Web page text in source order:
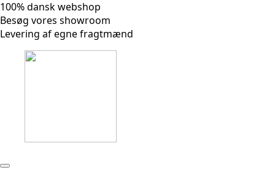
100% dansk webshop
Besøg vores showroom
Levering af egne fragtmænd